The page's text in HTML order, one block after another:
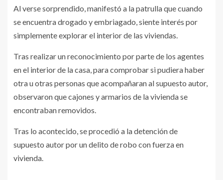
Al verse sorprendido, manifestó a la patrulla que cuando
se encuentra drogado y embriagado, siente interés por
simplemente explorar el interior de las viviendas.
Tras realizar un reconocimiento por parte de los agentes
en el interior de la casa, para comprobar si pudiera haber
otra u otras personas que acompañaran al supuesto autor,
observaron que cajones y armarios de la vivienda se
encontraban removidos.
Tras lo acontecido, se procedió a la detención de
supuesto autor por un delito de robo con fuerza en
vivienda.